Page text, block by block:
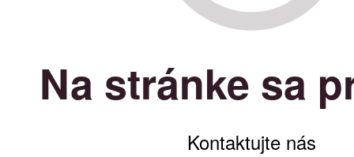
Na stránke sa
Kontaktujte nás